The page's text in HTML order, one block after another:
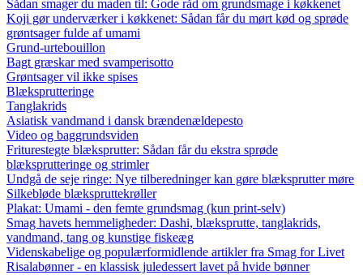
Sådan smager du maden til: Gode råd om grundsmage i køkkenet
Koji gør underværker i køkkenet: Sådan får du mørt kød og sprøde
grøntsager fulde af umami
Grund-urtebouillon
Bagt græskar med svamperisotto
Grøntsager vil ikke spises
Blæksprutteringe
Tanglakrids
Asiatisk vandmand i dansk brændenældepesto
Video og baggrundsviden
Friturestegte blæksprutter: Sådan får du ekstra sprøde
blæksprutteringe og strimler
Undgå de seje ringe: Nye tilberedninger kan gøre blæksprutter møre
Silkebløde blækspruttekrøller
Plakat: Umami - den femte grundsmag (kun print-selv)
Smag havets hemmeligheder: Dashi, blæksprutte, tanglakrids,
vandmand, tang og kunstige fiskeæg
Videnskabelige og populærformidlende artikler fra Smag for Livet
Risalabønner - en klassisk juledessert lavet på hvide bønner